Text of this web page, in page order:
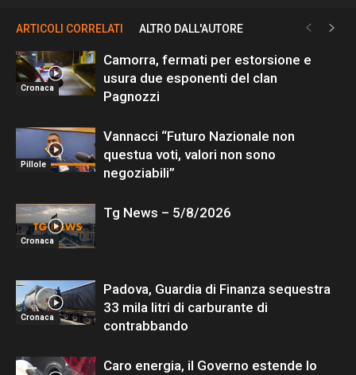
ARTICOLI CORRELATI ALTRO DALL'AUTORE
Cronaca
Camorra, fermati per estorsione e
usura due esponenti del clan
Pagnozzi
Pillole
Vannacci “Futuro Nazionale non
questua voti, valori non sono
negoziabili”
Cronaca
Tg News – 5/8/2026
Cronaca
Padova, Guardia di Finanza sequestra
33 mila litri di carburante di
contrabbando
Caro energia, il Governo estende lo